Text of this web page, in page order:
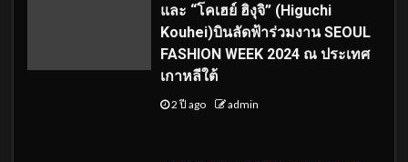
และ “โคเฮย์ ฮิงุจิ” (Higuchi
Kouhei)บินลัดฟ้าร่วมงาน SEOUL
FASHION WEEK 2024 ณ ประเทศ
เกาหลีใต้
2 ปี ago admin